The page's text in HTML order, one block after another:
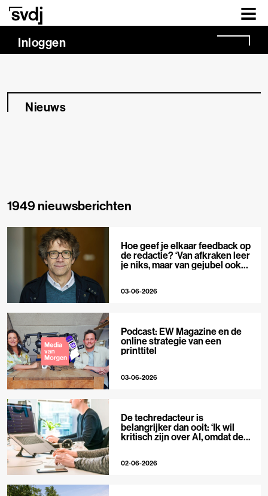
Naar hoofdinhoud
Inloggen
Nieuws
1949 nieuwsberichten
Hoe geef je elkaar feedback op
de redactie? ‘Van afkraken leer
je niks, maar van gejubel ook
03-06-2026
Podcast: EW Magazine en de
online strategie van een
printtitel
03-06-2026
De techredacteur is
belangrijker dan ooit: ‘Ik wil
kritisch zijn over AI, omdat de
02-06-2026